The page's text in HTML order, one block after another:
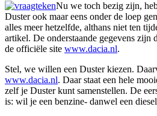
Nu we toch bezig zijn,
Duster ook maar eens onder de loep
alles meer hetzelfde, althans niet ten
artikel. De onderstaande gegevens zijn
de officiële site www.dacia.nl.
Stel, we willen een Duster kiezen.
www.dacia.nl. Daar staat een hele
zelf je Duster kunt samenstellen. De
is: wil je een benzine- danwel een